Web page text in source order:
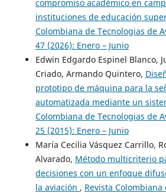
compromiso académico en
instituciones de educación
Colombiana de Tecnologias de
47 (2026): Enero – Junio
Edwin Edgardo Espinel Blanco,
Criado, Armando Quintero,
prototipo de máquina para la
automatizada mediante un
Colombiana de Tecnologias de
25 (2015): Enero – Junio
María Cecilia Vásquez Carrillo,
Alvarado, Método multicriterio
decisiones con un enfoque
la aviación , Revista